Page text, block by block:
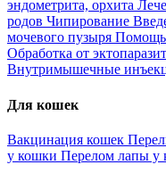
эндометрита, орхита
родов Чипирование
мочевого пузыря Помощь
Обработка от
Внутримышечные
Для кошек
Вакцинация кошек
у кошки Перелом лапы у